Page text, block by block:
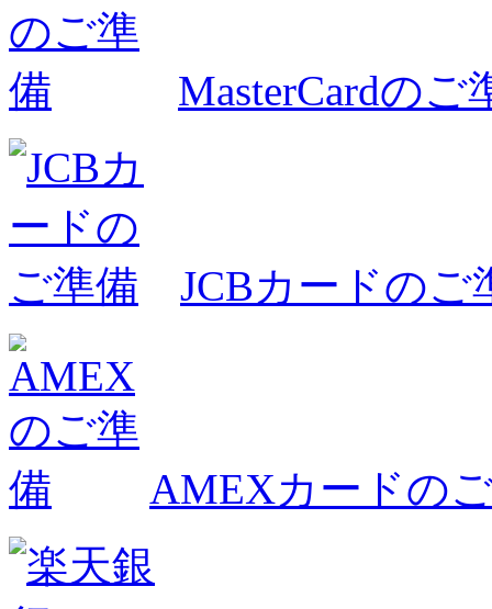
MasterCardのご
JCBカードのご
AMEXカードの